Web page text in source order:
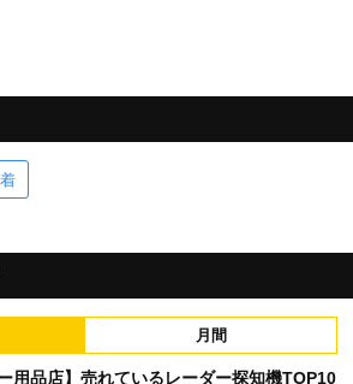
月間
ー用品店】売れているレーダー探知機TOP10